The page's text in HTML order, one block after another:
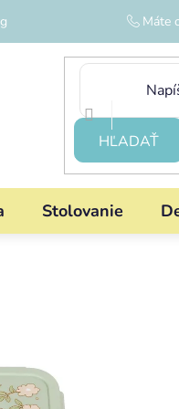
Máte
HĽADAŤ
Stolovanie